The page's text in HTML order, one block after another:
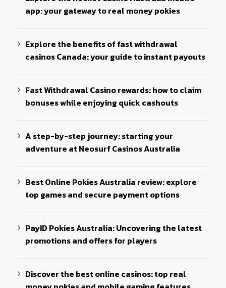
app: your gateway to real money pokies
Explore the benefits of fast withdrawal
casinos Canada: your guide to instant payouts
Fast Withdrawal Casino rewards: how to claim
bonuses while enjoying quick cashouts
A step-by-step journey: starting your
adventure at Neosurf Casinos Australia
Best Online Pokies Australia review: explore
top games and secure payment options
PayID Pokies Australia: Uncovering the latest
promotions and offers for players
Discover the best online casinos: top real